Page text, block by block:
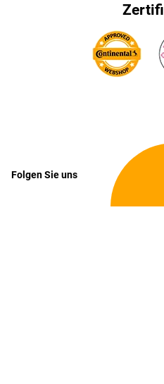
Folgen Sie uns